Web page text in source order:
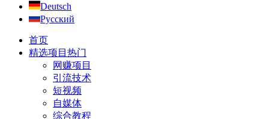
Deutsch
Русский
首页
精选项目 热门
网赚项目
引流技术
短视频
自媒体
综合教程